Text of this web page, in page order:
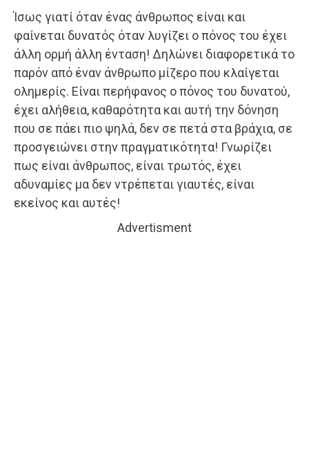
Ίσως γιατί όταν ένας άνθρωπος είναι και
φαίνεται δυνατός όταν λυγίζει ο πόνος του έχει
άλλη ορμή άλλη ένταση! Δηλώνει διαφορετικά το
παρόν από έναν άνθρωπο μίζερο που κλαίγεται
ολημερίς. Είναι περήφανος ο πόνος του δυνατού,
έχει αλήθεια, καθαρότητα και αυτή την δόνηση
που σε πάει πιο ψηλά, δεν σε πετά στα βράχια, σε
προσγειώνει στην πραγματικότητα! Γνωρίζει
πως είναι άνθρωπος, είναι τρωτός, έχει
αδυναμίες μα δεν ντρέπεται γιαυτές, είναι
εκείνος και αυτές!
Advertisment